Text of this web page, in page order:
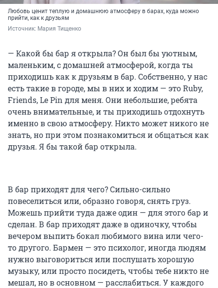
Любовь ценит теплую и домашнюю атмосферу в барах, куда можно
прийти, как к друзьям
Источник: Мария Тищенко
— Какой бы бар я открыла? Он был бы уютным,
маленьким, с домашней атмосферой, когда ты
приходишь как к друзьям в бар. Собственно, у нас
есть такие в городе, мы в них и ходим — это Ruby,
Friends, Le Pin для меня. Они небольшие, ребята
очень внимательные, и ты приходишь отдохнуть
именно в свою атмосферу. Никто может никого не
знать, но при этом познакомиться и общаться как
друзья. Я бы такой бар открыла.
В бар приходят для чего? Сильно-сильно
повеселиться или, образно говоря, снять груз.
Можешь прийти туда даже один — для этого бар и
сделан. В бар приходят даже в одиночку, чтобы
вечером выпить бокал любимого вина или чего-
то другого. Бармен — это психолог, иногда людям
нужно выговориться или послушать хорошую
музыку, или просто посидеть, чтобы тебе никто не
мешал, но в основном — расслабиться. У каждого